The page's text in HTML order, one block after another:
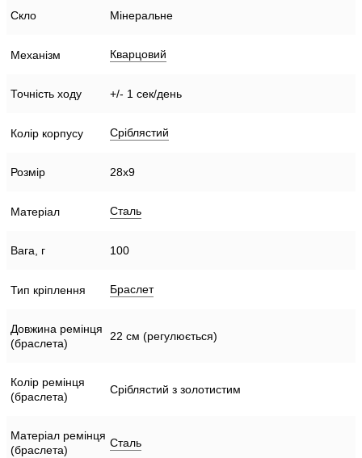
Скло Мінеральне
Механізм Кварцовий
Точність ходу +/- 1 сек/день
Колір корпусу Сріблястий
Розмір 28х9
Матеріал Сталь
Вага, г 100
Тип кріплення Браслет
Довжина ремінця
(браслета)
22 см (регулюється)
Колір ремінця
(браслета)
Сріблястий з золотистим
Матеріал ремінця
(браслета)
Сталь